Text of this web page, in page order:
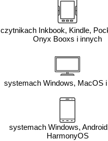
czytnikach Inkbook, Kindle,
Onyx Booxs i innych
systemach Windows, MacOS
systemach Windows,
HarmonyOS